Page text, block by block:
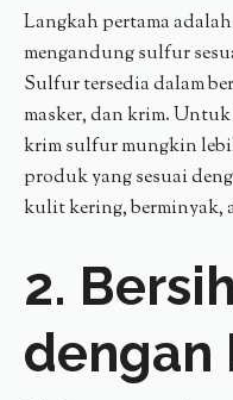
Langkah pertama
mengandung sulfur
Sulfur tersedia dalam
masker, dan krim.
krim sulfur mungkin
produk yang sesuai
kulit kering, berminyak,
2.
dengan